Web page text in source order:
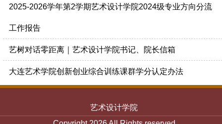
2025-2026学年第2学期艺术设计学院2024级专业方向分流
工作报告
艺树对话零距离｜艺术设计学院书记、院长信箱
大连艺术学院创新创业综合训练课群学分认定办法
艺术设计学院